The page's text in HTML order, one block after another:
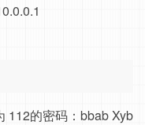
112的密码：bbab Xyb